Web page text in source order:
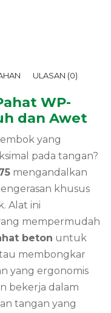
ULASAN (0)
WP-
dan Awet
yang
pada tangan?
mengandalkan
khusus
Alat ini
mempermudah
beton untuk
membongkar
yang ergonomis
bekerja dalam
tangan yang